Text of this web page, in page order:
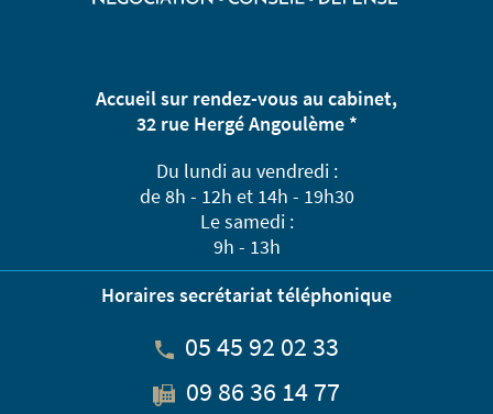
Accueil sur rendez-vous au cabinet,
32 rue Hergé Angoulème *
Du lundi au vendredi :
de 8h - 12h et 14h - 19h30
Le samedi :
9h - 13h
Horaires secrétariat téléphonique
05 45 92 02 33
09 86 36 14 77